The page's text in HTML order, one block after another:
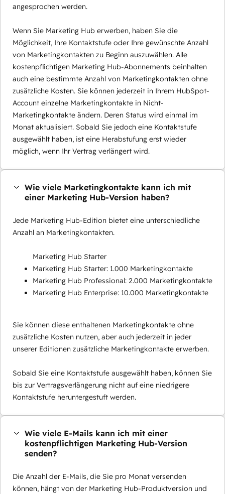
angesprochen werden.
Wenn Sie Marketing Hub erwerben, haben Sie die
Möglichkeit, Ihre Kontaktstufe oder Ihre gewünschte Anzahl
von Marketingkontakten zu Beginn auszuwählen. Alle
kostenpflichtigen Marketing Hub-Abonnements beinhalten
auch eine bestimmte Anzahl von Marketingkontakten ohne
zusätzliche Kosten. Sie können jederzeit in Ihrem HubSpot-
Account einzelne Marketingkontakte in Nicht-
Marketingkontakte ändern. Deren Status wird einmal im
Monat aktualisiert. Sobald Sie jedoch eine Kontaktstufe
ausgewählt haben, ist eine Herabstufung erst wieder
möglich, wenn Ihr Vertrag verlängert wird.
Wie viele Marketingkontakte kann ich mit
einer Marketing Hub-Version haben?
Jede Marketing Hub-Edition bietet eine unterschiedliche
Anzahl an Marketingkontakten.
Marketing Hub Starter
Marketing Hub Starter: 1.000 Marketingkontakte
Marketing Hub Professional: 2.000 Marketingkontakte
Marketing Hub Enterprise: 10.000 Marketingkontakte
Sie können diese enthaltenen Marketingkontakte ohne
zusätzliche Kosten nutzen, aber auch jederzeit in jeder
unserer Editionen zusätzliche Marketingkontakte erwerben.
Sobald Sie eine Kontaktstufe ausgewählt haben, können Sie
bis zur Vertragsverlängerung nicht auf eine niedrigere
Kontaktstufe heruntergestuft werden.
Wie viele E-Mails kann ich mit einer
kostenpflichtigen Marketing Hub-Version
senden?
Die Anzahl der E-Mails, die Sie pro Monat versenden
können, hängt von der Marketing Hub-Produktversion und